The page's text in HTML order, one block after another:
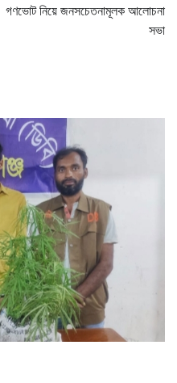
গণভোট নিয়ে জনসচেতনামূলক আলোচনা
সভা